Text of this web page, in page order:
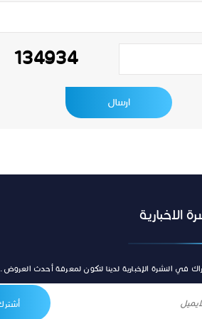
134934
الاخبارية
في النشرة الإخبارية لدينا لتكون لمعرفة أحدث العروض.